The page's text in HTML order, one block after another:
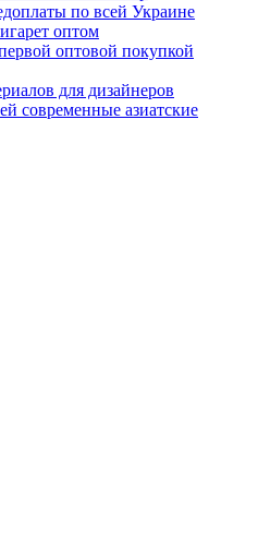
по всей Украине
оптом
оптовой покупкой
для дизайнеров
современные азиатские